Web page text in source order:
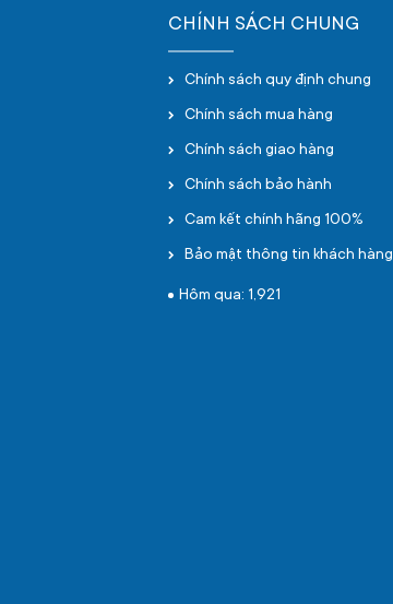
CHÍNH SÁCH CHUNG
Chính sách quy định chung
Chính sách mua hàng
Chính sách giao hàng
Chính sách bảo hành
Cam kết chính hãng 100%
Bảo mật thông tin khách hàng
Hôm qua: 1,921